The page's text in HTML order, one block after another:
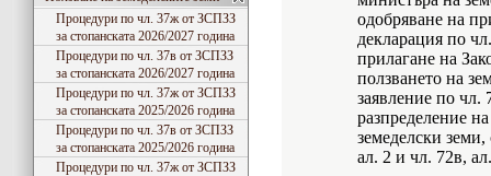
Процедури по чл. 37ж от ЗСПЗЗ
за стопанската 2026/2027 година
Процедури по чл. 37в от ЗСПЗЗ
за стопанската 2026/2027 година
Процедури по чл. 37ж от ЗСПЗЗ
за стопанската 2025/2026 година
Процедури по чл. 37в от ЗСПЗЗ
за стопанската 2025/2026 година
Процедури по чл. 37ж от ЗСПЗЗ
одобряване на
декларация по
прилагане на
ползването на
заявление по
разпределение
земеделски
ал. 2 и чл. 72в,